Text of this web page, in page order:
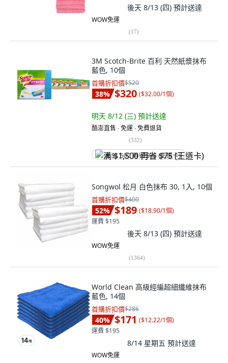
後天 8/13 (四) 預計送達
WOW免運
(17)
3M Scotch-Brite 百利 天然紙漿抹布
藍色, 10個
首購折扣價$520
38% $320 ($32.00/1個)
明天 8/12 (三) 預計送達
酷澎直售 ∙ 免運 ∙ 免費退貨
(332)
满 $1,500 再省 $75 (王道卡)
Songwol 松月 白色抹布 30, 1入, 10個
首購折扣價$400
52% $189 ($18.90/1個)
運費 $195
後天 8/13 (四) 預計送達
WOW免運
(1364)
World Clean 高級經編超細纖維抹布
藍色, 14個
首購折扣價$286
40% $171 ($12.22/1個)
運費 $195
8/14 星期五 預計送達
WOW免運